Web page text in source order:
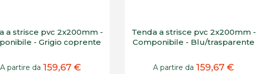
a strisce pvc 2x200mm -
- Grigio coprente
A partire da 159,67 €
Tenda a strisce pvc 2x200mm -
Componibile - Blu/trasparente
A partire da 159,67 €